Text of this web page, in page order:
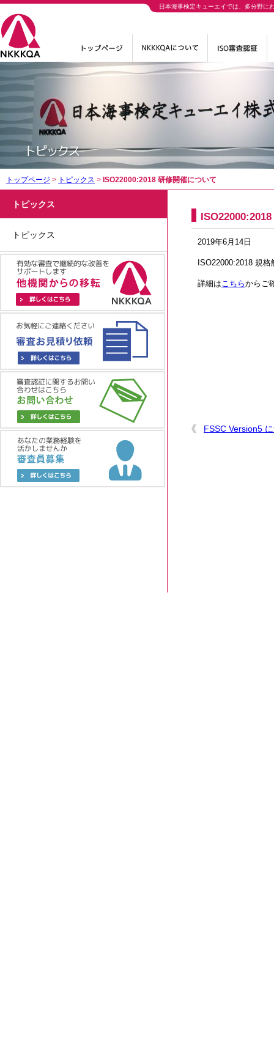
日本海事検定キューエイでは、多分野に
トップページ > トピックス > ISO22000:2018 研修開催について
トピックス
トピックス
2019年6月14日
ISO22000:2018 規
詳細はこちらからご
FSSC Version5